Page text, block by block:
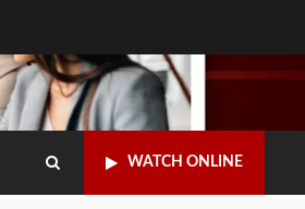
WATCH ONLINE